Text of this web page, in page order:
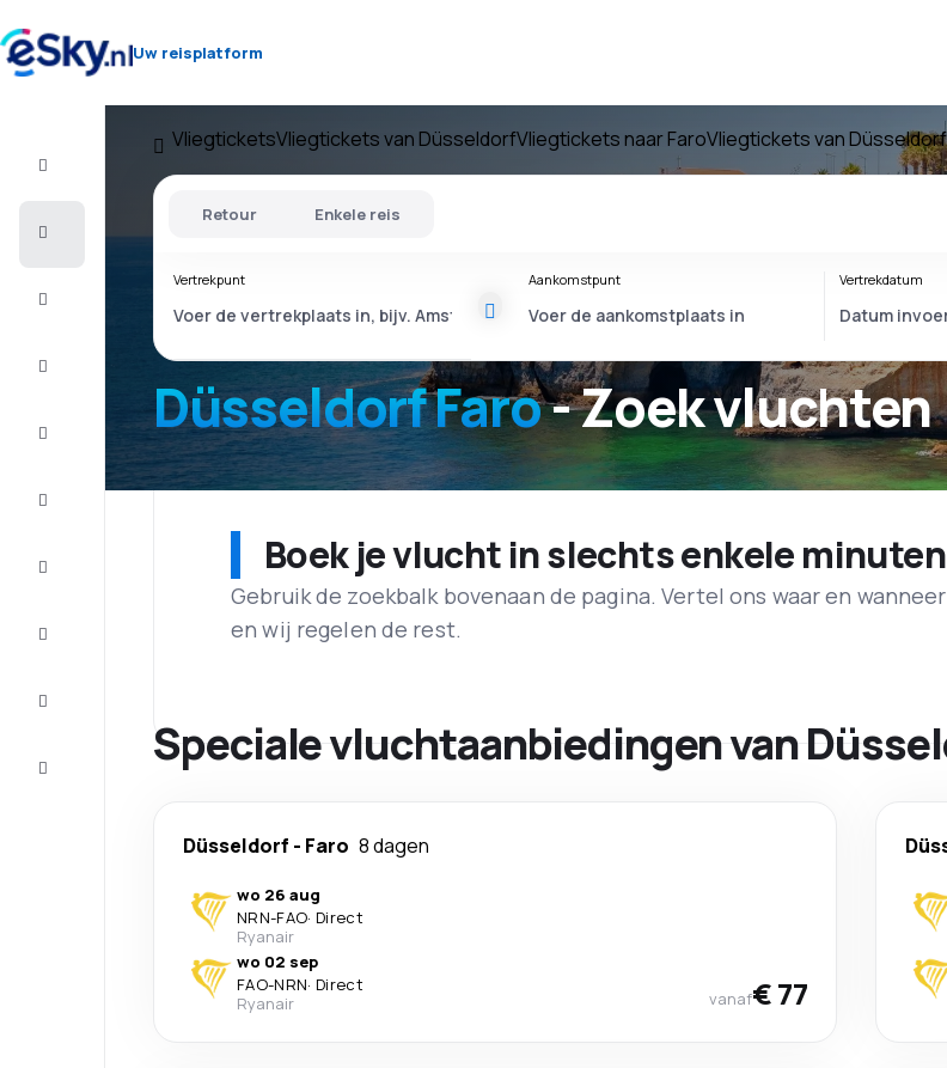
Uw reisplatform
Vliegtickets
VliegticketsVliegtickets van DüsseldorfVliegtickets naar FaroVliegtickets van
Düsseldorf Faro- Zoek vluchten
Retour Enkele reis
Vertrekpunt Aankomstpunt Vertrekdatum
Boek je vlucht in slechts enkele
Gebruik de zoekbalk bovenaan de pagina. Vertel ons waar en
en wij regelen de rest.
Speciale vluchtaanbiedingen van
Düsseldorf - Faro 8 dagen
wo 26 aug
NRN-FAO· Direct
Ryanair
wo 02 sep
FAO-NRN· Direct
Ryanair
vanaf€ 77